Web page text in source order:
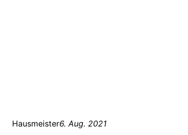
Hausmeister6. Aug. 2021